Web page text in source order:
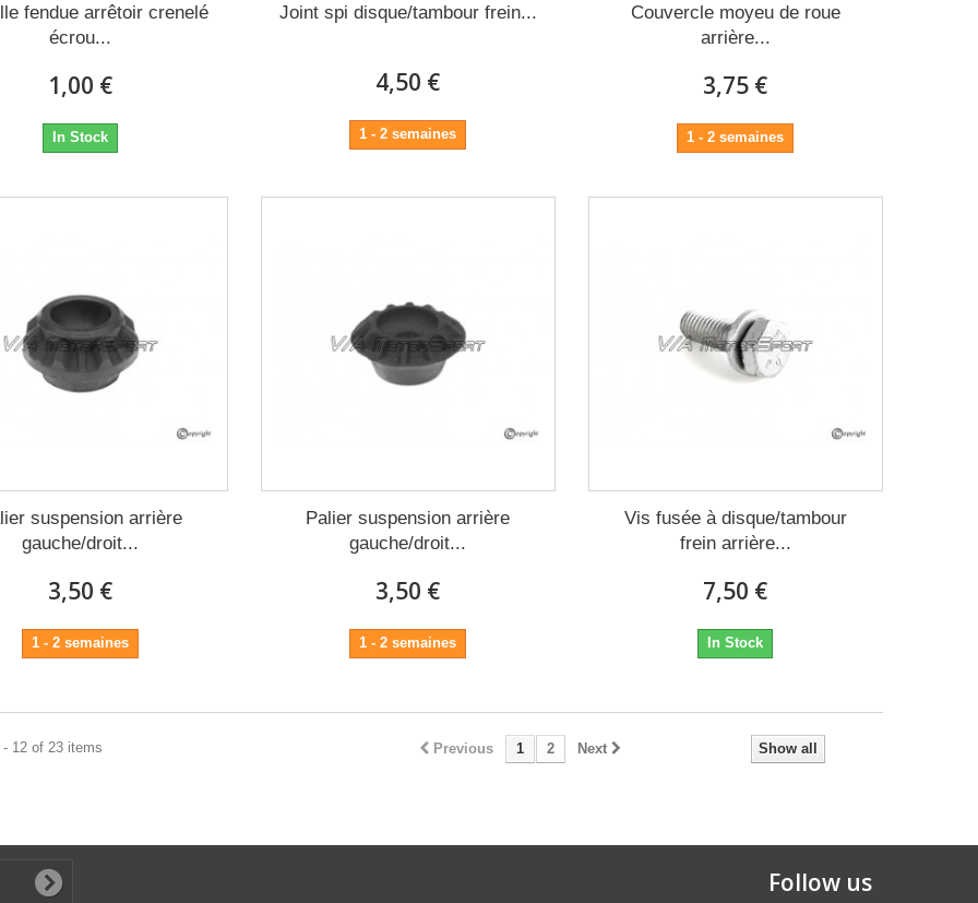
fendue arrêtoir crenelé
écrou...
1,00 €
In Stock
Joint spi disque/tambour frein...
4,50 €
1 - 2 semaines
Couvercle moyeu de roue
arrière...
3,75 €
1 - 2 semaines
suspension arrière
gauche/droit...
3,50 €
1 - 2 semaines
Palier suspension arrière
gauche/droit...
3,50 €
1 - 2 semaines
Vis fusée à disque/tambour
frein arrière...
7,50 €
In Stock
Show all
Previous 1 2 Next
12 of 23 items
Follow us